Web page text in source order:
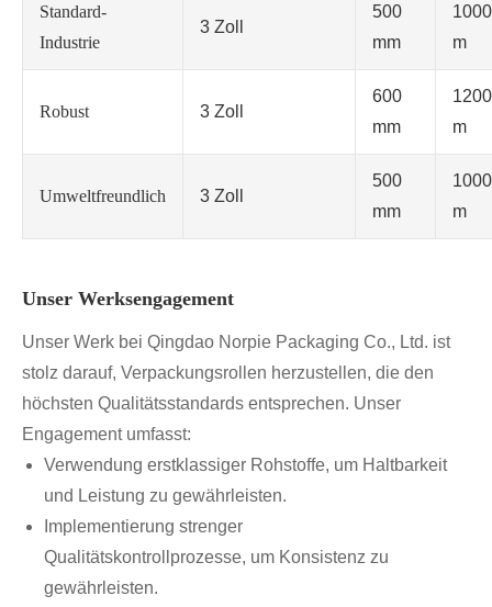
Standard-
Industrie
3 Zoll
500
mm
1000
m
Robust 3 Zoll
600
mm
1200
m
Umweltfreundlich 3 Zoll
500
mm
1000
m
Unser Werksengagement
Unser Werk bei Qingdao Norpie Packaging Co., Ltd. ist
stolz darauf, Verpackungsrollen herzustellen, die den
höchsten Qualitätsstandards entsprechen. Unser
Engagement umfasst:
Verwendung erstklassiger Rohstoffe, um Haltbarkeit
und Leistung zu gewährleisten.
Implementierung strenger
Qualitätskontrollprozesse, um Konsistenz zu
gewährleisten.